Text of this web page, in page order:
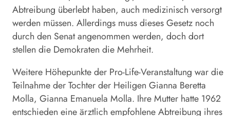
Abtreibung überlebt haben, auch medizinisch versorgt
werden müssen. Allerdings muss dieses Gesetz noch
durch den Senat angenommen werden, doch dort
stellen die Demokraten die Mehrheit.
Weitere Höhepunkte der Pro-Life-Veranstaltung war die
Teilnahme der Tochter der Heiligen Gianna Beretta
Molla, Gianna Emanuela Molla. Ihre Mutter hatte 1962
entschieden eine ärztlich empfohlene Abtreibung ihres